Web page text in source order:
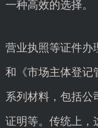
一种高效的选择。
营业执照等证件办
和《市场主体登记
系列材料，包括公
证明等。传统上，